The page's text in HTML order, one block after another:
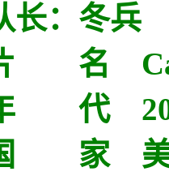
长：冬兵
名
代
家 美